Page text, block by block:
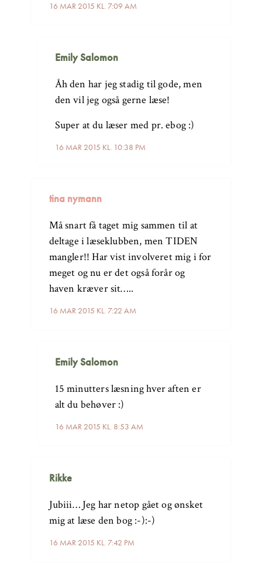
16 MAR 2015 KL. 7:09 AM
Emily Salomon
16 MAR 2015 KL. 10:38 PM
Åh den har jeg stadig til gode, men
den vil jeg også gerne læse!
Super at du læser med pr. ebog :)
tina nymann
16 MAR 2015 KL. 7:22 AM
Må snart få taget mig sammen til at
deltage i læseklubben, men TIDEN
mangler!! Har vist involveret mig i for
meget og nu er det også forår og
haven kræver sit…..
Emily Salomon
16 MAR 2015 KL. 8:53 AM
15 minutters læsning hver aften er
alt du behøver :)
Rikke
16 MAR 2015 KL. 7:42 PM
Jubiii… Jeg har netop gået og ønsket
mig at læse den bog :-):-)